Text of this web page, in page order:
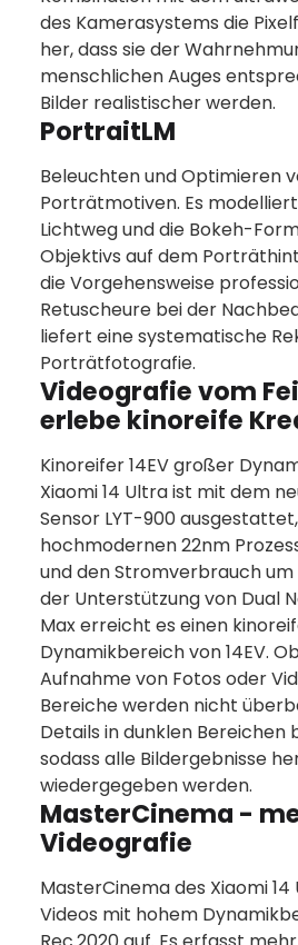
des Kamerasystems die
her, dass sie der
menschlichen Auges
Bilder realistischer werden.
PortraitLM
Beleuchten und Optimieren
Porträtmotiven. Es
Lichtweg und die Bokeh-
Objektivs auf dem
die Vorgehensweise
Retuscheure bei der
liefert eine systematische
Porträtfotografie.
Videografie vom
erlebe kinoreife
Kinoreifer 14EV großer
Xiaomi 14 Ultra ist mit dem
Sensor LYT-900
hochmodernen 22nm
und den Stromverbrauch um
der Unterstützung von Dual
Max erreicht es einen
Dynamikbereich von 14EV.
Aufnahme von Fotos oder
Bereiche werden nicht
Details in dunklen Bereichen
sodass alle Bildergebnisse
wiedergegeben werden.
MasterCinema -
Videografie
MasterCinema des Xiaomi
Videos mit hohem